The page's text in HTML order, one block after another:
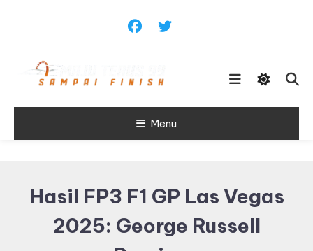
Maju Terus99
Menu
Hasil FP3 F1 GP Las Vegas
2025: George Russell